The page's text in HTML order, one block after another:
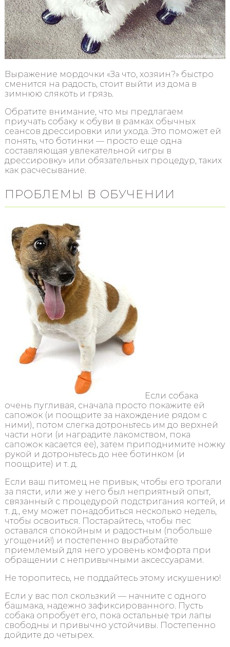
Выражение мордочки «За что, хозяин?» быстро
сменится на радость, стоит выйти из дома в
зимнюю слякоть и грязь.
Обратите внимание, что мы предлагаем
приучать собаку к обуви в рамках обычных
сеансов дрессировки или ухода. Это поможет ей
понять, что ботинки — просто еще одна
составляющая увлекательной «игры в
дрессировку» или обязательных процедур, таких
как расчесывание.
ПРОБЛЕМЫ В ОБУЧЕНИИ
Если собака
очень пугливая, сначала просто покажите ей
сапожок (и поощрите за нахождение рядом с
ними), потом слегка дотроньтесь им до верхней
части ноги (и наградите лакомством, пока
сапожок касается ее), затем приподнимите ножку
рукой и дотроньтесь до нее ботинком (и
поощрите) и т. д.
Если ваш питомец не привык, чтобы его трогали
за пясти, или же у него был неприятный опыт,
связанный с процедурой подстригания когтей, и
т. д., ему может понадобиться несколько недель,
чтобы освоиться. Постарайтесь, чтобы пес
оставался спокойным и радостным (побольше
угощений!) и постепенно выработайте
приемлемый для него уровень комфорта при
обращении с непривычными аксессуарами.
Не торопитесь, не поддайтесь этому искушению!
Если у вас пол скользкий — начните с одного
башмака, надежно зафиксированного. Пусть
собака опробует его, пока остальные три лапы
свободны и привычно устойчивы. Постепенно
дойдите до четырех.